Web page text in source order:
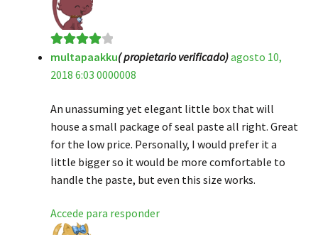
Valorado
en4de 5
multapaakku( propietario verificado)agosto 10,
2018 6:03 0000008
An unassuming yet elegant little box that will
house a small package of seal paste all right. Great
for the low price. Personally, I would prefer it a
little bigger so it would be more comfortable to
handle the paste, but even this size works.
Accede para responder